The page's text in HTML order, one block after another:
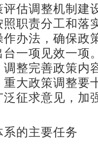
估调整机制建
职责分工和落
办法，确保政
一项见效一项
整完善政策内
大政策调整要
征求意见，加
的主要任务